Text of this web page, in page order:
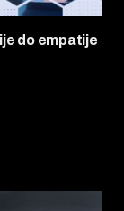
do empatije